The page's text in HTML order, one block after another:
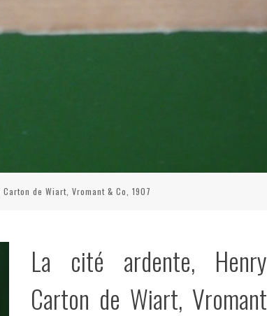
de Wiart, Vromant & Co, 1907
La cité ardente, Henry
Carton de Wiart, Vromant